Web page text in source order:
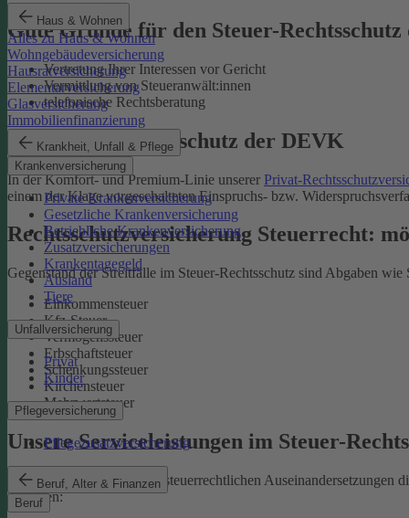
Haus & Wohnen
Alles zu Haus & Wohnen
Wohngebäudeversicherung
Hausratversicherung
Elementarversicherung
Glasversicherung
Immobilienfinanzierung
Krankheit, Unfall & Pflege
Krankenversicherung
Private Krankenversicherung
Gesetzliche Krankenversicherung
Betriebliche Krankenversicherung
Zusatzversicherungen
Krankentagegeld
Ausland
Tiere
Unfallversicherung
Privat
Kinder
Pflegeversicherung
Pflegezusatzversicherung
Beruf, Alter & Finanzen
Beruf
Gute Gründe für den Steuer-
Vertretung Ihrer Interessen vor Gericht
Vermittlung von Steueranwält:innen
telefonische Rechtsberatung
Der Steuer-Rechtsschutz der DEVK
In der Komfort- und Premium-Linie unserer Privat-
einem der Klage vorgeschalteten Einspruchs- bzw.
Rechtsschutzversicherung Steuerrecht:
Gegenstand der Streitfälle im Steuer-Rechtsschutz sind Abgaben
Einkommensteuer
Kfz-Steuer
Vermögenssteuer
Erbschaftsteuer
Schenkungssteuer
Kirchensteuer
Mehrwertsteuer
Unsere Serviceleistungen im Steuer-
Die DEVK übernimmt bei steuerrechtlichen Auseinandersetzungen
enthalten: